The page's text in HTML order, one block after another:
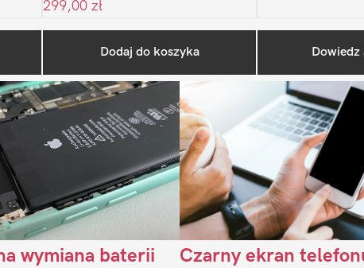
299,00 zł
Dodaj do koszyka Dowiedz
Sidebar
na blogu
wymiana baterii
Czarny ekran